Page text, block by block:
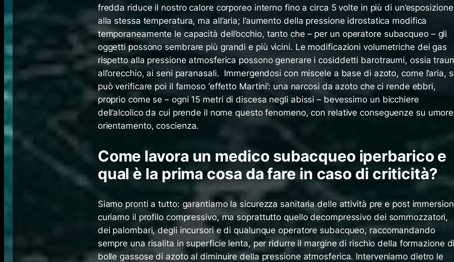
fredda riduce il nostro calore corporeo interno fino a circa 5 volte in più di un’esposizione
alla stessa temperatura, ma all’aria; l’aumento della pressione idrostatica modifica
temporaneamente le capacità dell’occhio, tanto che – per un operatore subacqueo – gli
oggetti possono sembrare più grandi e più vicini. Le modificazioni volumetriche dei gas
rispetto alla pressione atmosferica possono generare i cosiddetti barotraumi, ossia
all’orecchio, ai seni paranasali. Immergendosi con miscele a base di azoto, come l’aria,
può verificare poi il famoso ‘effetto Martini’: una narcosi da azoto che ci rende ebbri,
proprio come se – ogni 15 metri di discesa negli abissi – bevessimo un bicchiere
dell’alcolico da cui prende il nome questo fenomeno, con relative conseguenze su
orientamento, coscienza.
Come lavora un medico subacqueo iperbarico e
qual è la prima cosa da fare in caso di criticità?
Siamo pronti a tutto: garantiamo la sicurezza sanitaria delle attività pre e post
curiamo il profilo compressivo, ma soprattutto quello decompressivo dei sommozzatori,
dei palombari, degli incursori e di qualunque operatore subacqueo, raccomandando
sempre una risalita in superficie lenta, per ridurre il margine di rischio della formazione
bolle gassose di azoto al diminuire della pressione atmosferica. Interveniamo dietro le